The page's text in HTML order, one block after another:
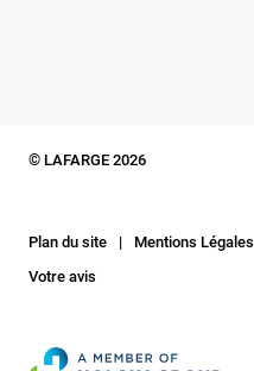
© LAFARGE 2026
Plan du site Mentions Légales
Votre avis